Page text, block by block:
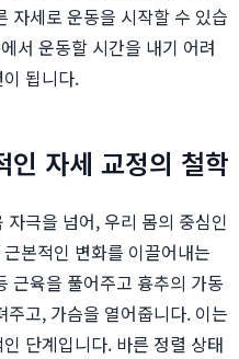
자세로 운동을 시작할 수 있습
서 운동할 시간을 내기 어려
됩니다.
인 자세 교정의 철학
극을 넘어, 우리 몸의 중심인
본적인 변화를 이끌어내는
근육을 풀어주고 흉추의 가동
고, 가슴을 열어줍니다. 이는
단계입니다. 바른 정렬 상태